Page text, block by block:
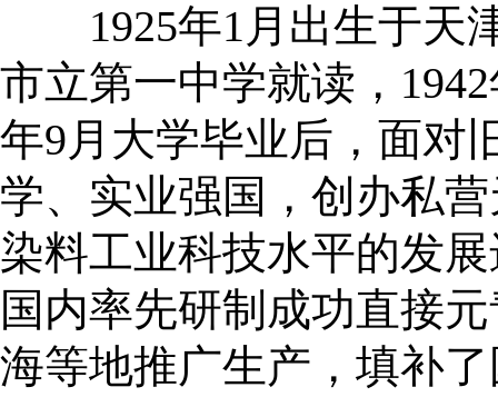
1925年1月出生于天
市立第一中学就读，
年9月大学毕业后，面对
学、实业强国，创办私
染料工业科技水平的发
国内率先研制成功直接
海等地推广生产，填补